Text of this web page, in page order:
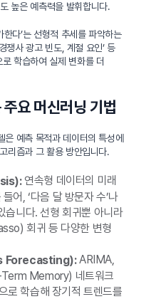
높은 예측력을 발휘합니다.
다’는 선형적 추세를 파악하는
쟁사 광고 빈도, 계절 요인’ 등
학습하여 실제 변화를 더
요 머신러닝 기법
은 예측 목적과 데이터의 특성에
리즘과 그 활용 방안입니다.
연속형 데이터의 미래
어, ‘다음 달 방문자 수’나
습니다. 선형 회귀뿐 아니라
회귀 등 다양한 변형
Forecasting):ARIMA,
Memory) 네트워크
로 학습해 장기적 트렌드를